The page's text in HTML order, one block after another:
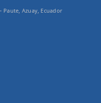
Paute, Azuay, Ecuador